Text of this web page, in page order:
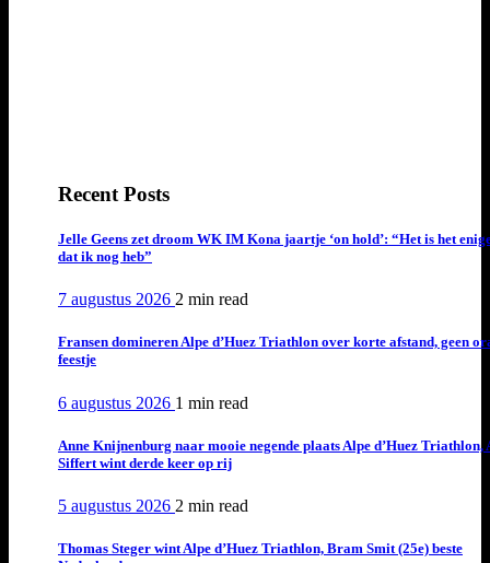
Recent Posts
Jelle Geens zet droom WK IM Kona jaartje ‘on hold’: “Het is het
dat ik nog heb”
7 augustus 2026 2 min read
Fransen domineren Alpe d’Huez Triathlon over korte afstand, geen
feestje
6 augustus 2026 1 min read
Anne Knijnenburg naar mooie negende plaats Alpe d’Huez Triathlon,
Siffert wint derde keer op rij
5 augustus 2026 2 min read
Thomas Steger wint Alpe d’Huez Triathlon, Bram Smit (25e) beste